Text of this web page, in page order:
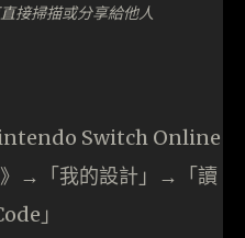
接掃描或分享給他人